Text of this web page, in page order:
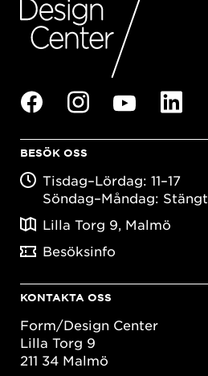
BESÖK OSS
Tisdag–Lördag: 11–17
Söndag–Måndag: Stängt
Lilla Torg 9, Malmö
Besöksinfo
KONTAKTA OSS
Form/Design Center
Lilla Torg 9
211 34 Malmö